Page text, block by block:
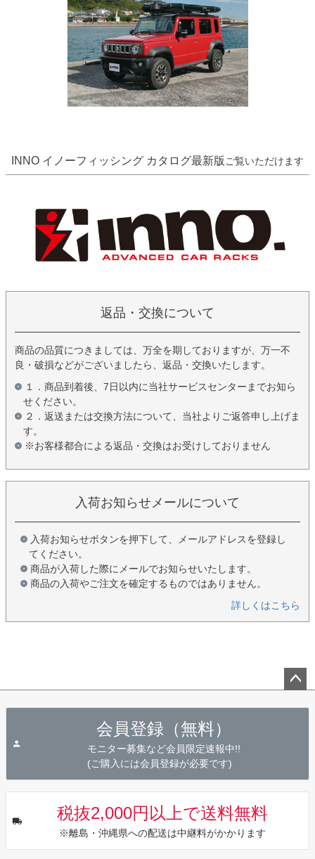
INNO イノーフィッシング カタログ最新版 ご覧いただけます
返品・交換について
商品の品質につきましては、万全を期しておりますが、万一不
良・破損などがございましたら、返品・交換いたします。
１．商品到着後、7日以内に当社サービスセンターまでお知ら
せください。
２．返送または交換方法について、当社よりご返答申し上げま
す。
※お客様都合による返品・交換はお受けしておりません
入荷お知らせメールについて
入荷お知らせボタンを押下して、メールアドレスを登録し
てください。
商品が入荷した際にメールでお知らせいたします。
商品の入荷やご注文を確定するものではありません。
詳しくはこちら
会員登録（無料）
モニター募集など会員限定速報中!!
(ご購入には会員登録が必要です)
税抜2,000円以上で送料無料
※離島・沖縄県への配送は中継料がかかります